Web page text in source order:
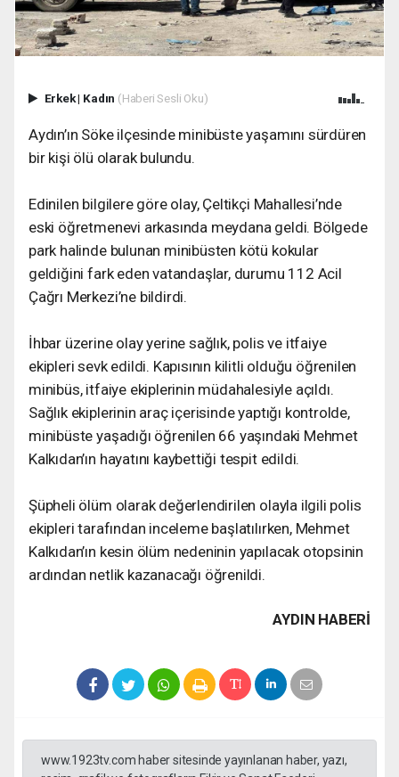
Erkek| Kadın (Haberi Sesli Oku)
Aydın’ın Söke ilçesinde minibüste yaşamını sürdüren
bir kişi ölü olarak bulundu.
Edinilen bilgilere göre olay, Çeltikçi Mahallesi’nde
eski öğretmenevi arkasında meydana geldi. Bölgede
park halinde bulunan minibüsten kötü kokular
geldiğini fark eden vatandaşlar, durumu 112 Acil
Çağrı Merkezi’ne bildirdi.
İhbar üzerine olay yerine sağlık, polis ve itfaiye
ekipleri sevk edildi. Kapısının kilitli olduğu öğrenilen
minibüs, itfaiye ekiplerinin müdahalesiyle açıldı.
Sağlık ekiplerinin araç içerisinde yaptığı kontrolde,
minibüste yaşadığı öğrenilen 66 yaşındaki Mehmet
Kalkıdan’ın hayatını kaybettiği tespit edildi.
Şüpheli ölüm olarak değerlendirilen olayla ilgili polis
ekipleri tarafından inceleme başlatılırken, Mehmet
Kalkıdan’ın kesin ölüm nedeninin yapılacak otopsinin
ardından netlik kazanacağı öğrenildi.
AYDIN HABERİ
www.1923tv.com haber sitesinde yayınlanan haber, yazı,